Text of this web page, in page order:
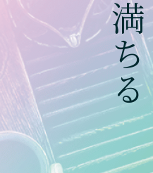
満ちる